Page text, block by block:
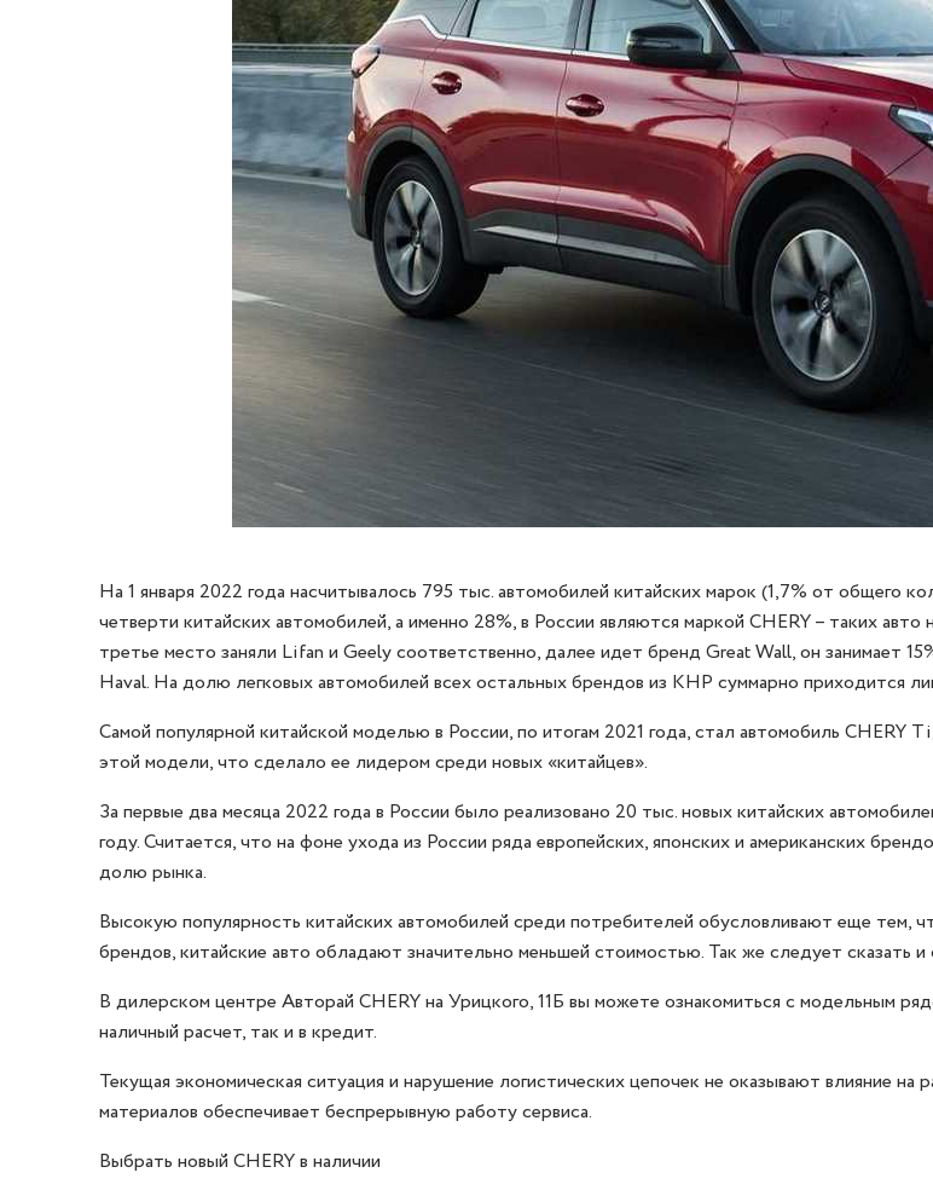
На 1 января 2022 года насчитывалось 795 тыс. автомобилей китайских марок (1,7% от общего
четверти китайских автомобилей, а именно 28%, в России являются маркой CHERY – таких
третье место заняли Lifan и Geely соответственно, далее идет бренд Great Wall, он занимает
Haval. На долю легковых автомобилей всех остальных брендов из КНР суммарно приходится
Самой популярной китайской моделью в России, по итогам 2021 года, стал автомобиль
этой модели, что сделало ее лидером среди новых «китайцев».
За первые два месяца 2022 года в России было реализовано 20 тыс. новых китайских
году. Считается, что на фоне ухода из России ряда европейских, японских и американских
долю рынка.
Высокую популярность китайских автомобилей среди потребителей обусловливают еще тем,
брендов, китайские авто обладают значительно меньшей стоимостью. Так же следует сказать
В дилерском центре Авторай CHERY на Урицкого, 11Б вы можете ознакомиться с модельным
наличный расчет, так и в кредит.
Текущая экономическая ситуация и нарушение логистических цепочек не оказывают влияние
материалов обеспечивает беспрерывную работу сервиса.
Выбрать новый CHERY в наличии